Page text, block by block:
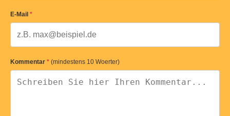
E-Mail *
Kommentar * (mindestens 10 Woerter)